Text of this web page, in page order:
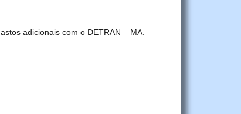
adicionais com o DETRAN – MA.